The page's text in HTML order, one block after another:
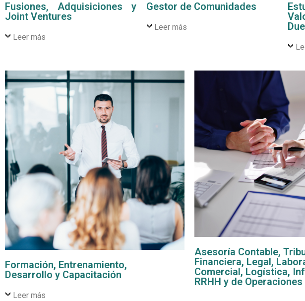
Fusiones, Adquisiciones y
Joint Ventures
Leer más
Gestor de Comunidades
Leer más
Formación, Entrenamiento,
Desarrollo y Capacitación
Leer más
Asesoría Contable,
Financiera, Legal,
Comercial, Logística,
RRHH y de Operaciones